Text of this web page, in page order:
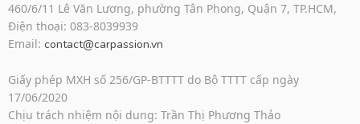
460/6/11 Lê Văn Lương, phường Tân Phong, Quận 7, TP.HCM,
Điện thoại: 083-8039939
Email: contact@carpassion.vn
Giấy phép MXH số 256/GP-BTTTT do Bộ TTTT cấp ngày
17/06/2020
Chịu trách nhiệm nội dung: Trần Thị Phương Thảo